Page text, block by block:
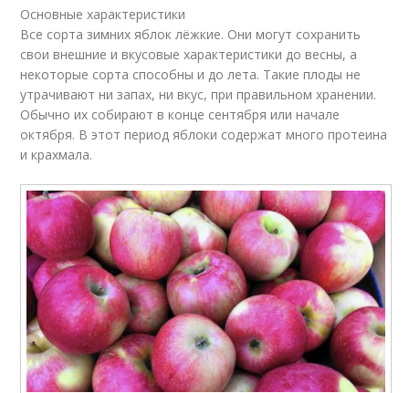
Основные характеристики
Все сорта зимних яблок лёжкие. Они могут сохранить
свои внешние и вкусовые характеристики до весны, а
некоторые сорта способны и до лета. Такие плоды не
утрачивают ни запах, ни вкус, при правильном хранении.
Обычно их собирают в конце сентября или начале
октября. В этот период яблоки содержат много протеина
и крахмала.